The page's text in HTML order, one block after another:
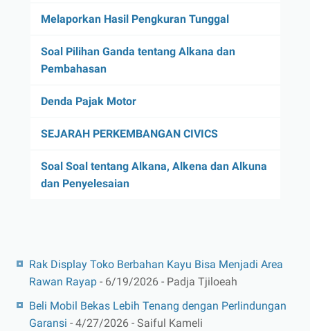
Melaporkan Hasil Pengkuran Tunggal
Soal Pilihan Ganda tentang Alkana dan
Pembahasan
Denda Pajak Motor
SEJARAH PERKEMBANGAN CIVICS
Soal Soal tentang Alkana, Alkena dan Alkuna
dan Penyelesaian
Rak Display Toko Berbahan Kayu Bisa Menjadi Area
Rawan Rayap - 6/19/2026 - Padja Tjiloeah
Beli Mobil Bekas Lebih Tenang dengan Perlindungan
Garansi - 4/27/2026 - Saiful Kameli